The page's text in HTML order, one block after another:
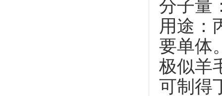
分子量
用途：
要单体
极似羊
可制得